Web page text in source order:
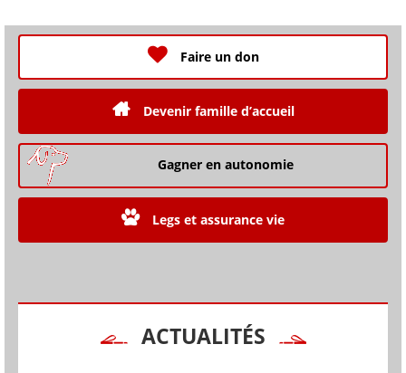
Faire un don
Devenir famille d’accueil
Gagner en autonomie
Legs et assurance vie
ACTUALITÉS